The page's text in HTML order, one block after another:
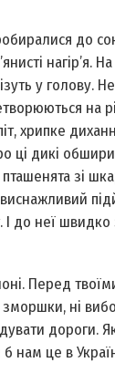
до
нагір’я.
у голову.
на
хрипке
ці дикі
зі
І до неї
Перед
ні
дороги.
нам це в